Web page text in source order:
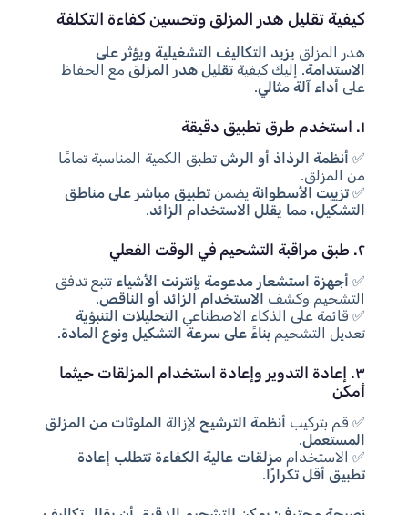
كيفية تقليل هدر المزلق وتحسين كفاءة التكلفة
هدر المزلق يزيد التكاليف التشغيلية ويؤثر على
الاستدامة. إليك كيفية تقليل هدر المزلقمع الحفاظ
على أداء آلة مثالي.
١. استخدم طرق تطبيق دقيقة
✅ أنظمة الرذاذ أو الرشتطبق الكمية المناسبة تمامًا
من المزلق.
✅ تزييت الأسطوانةيضمن تطبيق مباشر على مناطق
التشكيل، مما يقلل الاستخدام الزائد.
٢. طبق مراقبة التشحيم في الوقت الفعلي
✅ أجهزة استشعار مدعومة بإنترنت الأشياء تتبع تدفق
التشحيم وكشف الاستخدام الزائد أو الناقص.
✅ قائمة على الذكاء الاصطناعي التحليلات التنبؤية
تعديل التشحيم بناءً على سرعة التشكيل ونوع المادة.
٣. إعادة التدوير وإعادة استخدام المزلقات حيثما
أمكن
✅ قم بتركيب أنظمة الترشيح لإزالة الملوثات من المزلق
المستعمل.
✅ الاستخدام مزلقات عالية الكفاءة تتطلب إعادة
تطبيق أقل تكرارًا.